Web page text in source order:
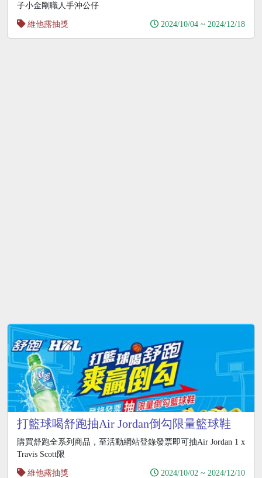
子小金剛職人手沖公仔
維他露抽獎
2024/10/04 ~ 2024/12/18
打籃球喝舒跑抽Air Jordan倒勾限量籃球鞋
購買舒跑全系列商品，至活動網站登錄發票即可抽Air Jordan 1 x
Travis Scott限
維他露抽獎
2024/10/02 ~ 2024/12/10